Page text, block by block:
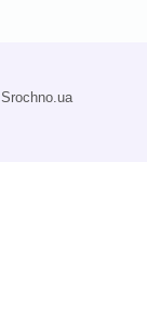
Srochno.ua